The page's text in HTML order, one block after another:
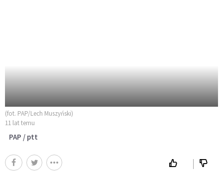
(fot. PAP/Lech Muszyński)
11 lat temu
PAP / ptt